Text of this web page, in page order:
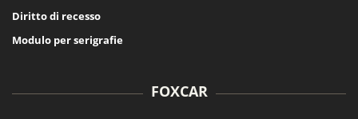
Diritto di recesso
Modulo per serigrafie
FOXCAR